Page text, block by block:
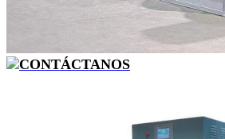
CONTÁCTANOS